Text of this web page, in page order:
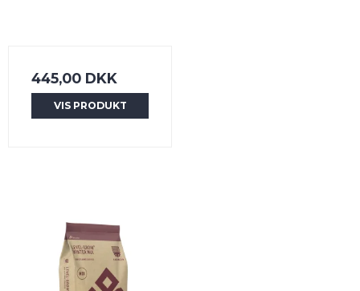
445,00 DKK
VIS PRODUKT